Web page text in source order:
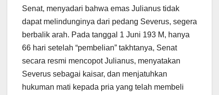
Senat, menyadari bahwa emas Julianus tidak
dapat melindunginya dari pedang Severus, segera
berbalik arah. Pada tanggal 1 Juni 193 M, hanya
66 hari setelah “pembelian” takhtanya, Senat
secara resmi mencopot Julianus, menyatakan
Severus sebagai kaisar, dan menjatuhkan
hukuman mati kepada pria yang telah membeli